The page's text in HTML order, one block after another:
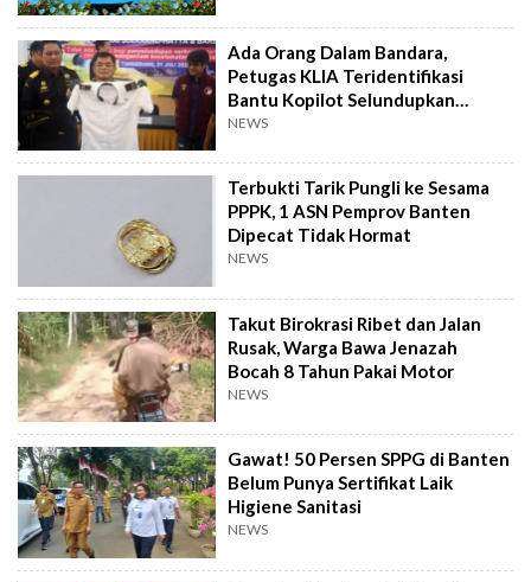
Ada Orang Dalam Bandara,
Petugas KLIA Teridentifikasi
Bantu Kopilot Selundupkan
Ekstasi ke Indonesia
NEWS
Terbukti Tarik Pungli ke Sesama
PPPK, 1 ASN Pemprov Banten
Dipecat Tidak Hormat
NEWS
Takut Birokrasi Ribet dan Jalan
Rusak, Warga Bawa Jenazah
Bocah 8 Tahun Pakai Motor
NEWS
Gawat! 50 Persen SPPG di Banten
Belum Punya Sertifikat Laik
Higiene Sanitasi
NEWS